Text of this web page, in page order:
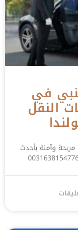
في
خدمات النقل
وآمنة بأحدث